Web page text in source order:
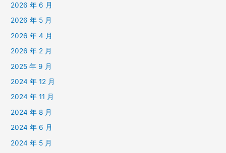
2026 年 6 月
2026 年 5 月
2026 年 4 月
2026 年 2 月
2025 年 9 月
2024 年 12 月
2024 年 11 月
2024 年 8 月
2024 年 6 月
2024 年 5 月